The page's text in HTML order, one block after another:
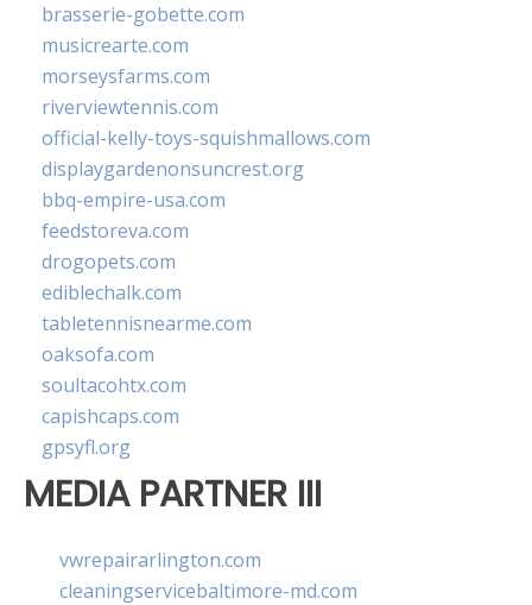
brasserie-gobette.com
musicrearte.com
morseysfarms.com
riverviewtennis.com
official-kelly-toys-squishmallows.com
displaygardenonsuncrest.org
bbq-empire-usa.com
feedstoreva.com
drogopets.com
ediblechalk.com
tabletennisnearme.com
oaksofa.com
soultacohtx.com
capishcaps.com
gpsyfl.org
MEDIA PARTNER III
vwrepairarlington.com
cleaningservicebaltimore-md.com